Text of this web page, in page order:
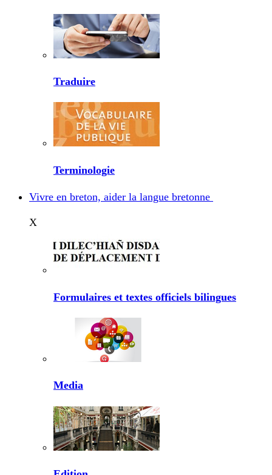
Traduire
Terminologie
Vivre en breton, aider la langue bretonne
X
Formulaires et textes officiels bilingues
Media